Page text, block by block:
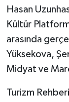
Hasan
Kültür
arasında
Yüksekova,
Midyat ve
Turizm